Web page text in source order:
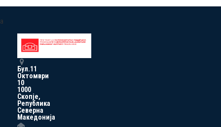
a
Бул.11
Октомври
10
1000
Скопје,
Република
Северна
Македонија